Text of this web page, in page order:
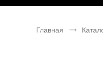
Главная